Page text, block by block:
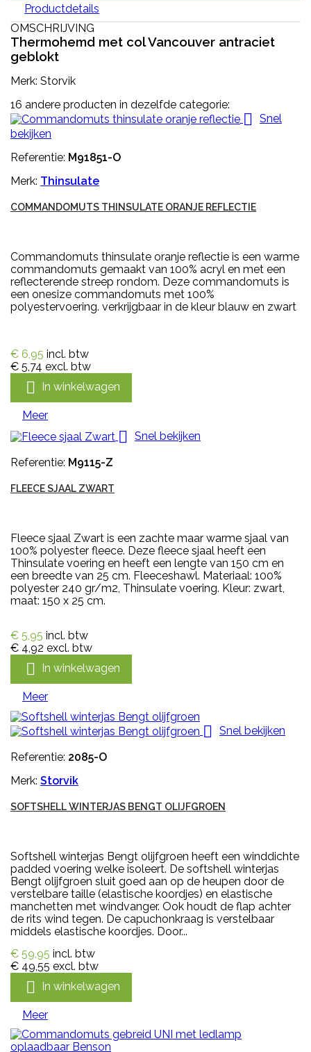
Productdetails
OMSCHRIJVING
Thermohemd met col Vancouver antraciet
geblokt
Merk: Storvik
16 andere producten in dezelfde categorie:
 Snel
bekijken
Referentie: M91851-O
Merk: Thinsulate
COMMANDOMUTS THINSULATE ORANJE REFLECTIE
Commandomuts thinsulate oranje reflectie is een warme
commandomuts gemaakt van 100% acryl en met een
reflecterende streep rondom. Deze commandomuts is
een onesize commandomuts met 100%
polyestervoering. verkrijgbaar in de kleur blauw en zwart
€ 6,95 incl. btw
€ 5,74 excl. btw
 In winkelwagen
Meer
 Snel bekijken
Referentie: M9115-Z
FLEECE SJAAL ZWART
Fleece sjaal Zwart is een zachte maar warme sjaal van
100% polyester fleece. Deze fleece sjaal heeft een
Thinsulate voering en heeft een lengte van 150 cm en
een breedte van 25 cm. Fleeceshawl. Materiaal: 100%
polyester 240 gr/m2, Thinsulate voering. Kleur: zwart,
maat: 150 x 25 cm.
€ 5,95 incl. btw
€ 4,92 excl. btw
 In winkelwagen
Meer
 Snel bekijken
Referentie: 2085-O
Merk: Storvik
SOFTSHELL WINTERJAS BENGT OLIJFGROEN
Softshell winterjas Bengt olijfgroen heeft een winddichte
padded voering welke isoleert. De softshell winterjas
Bengt olijfgroen sluit goed aan op de heupen door de
verstelbare taille (elastische koordjes) en elastische
manchetten met windvanger. Ook houdt de flap achter
de rits wind tegen. De capuchonkraag is verstelbaar
middels elastische koordjes. Door...
€ 59,95 incl. btw
€ 49,55 excl. btw
 In winkelwagen
Meer